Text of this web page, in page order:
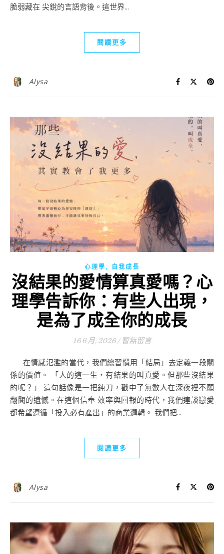
脆弱藏在 尖銳的言語背後。這世界...
閱讀更多
Alysa
心理學, 自我成長
沒結果的愛情算真愛嗎？心
理學告訴你：有些人出現，
是為了成全你的成長
16 6 月, 2026 / 暫無留言
在情感氾濫的當代，我們總習慣用「結局」去定義一段關
係的價值。 「人的這一生，有結果的叫真愛。但那些沒結果
的呢？」 這句話像是一把鈍刀，戳中了無數人在深夜裡不願
翻閱的遺憾。在這個信奉 效率與回報的時代，我們連談戀愛
都希望遵循「投入必有產出」的商業邏輯。 我們把...
閱讀更多
Alysa